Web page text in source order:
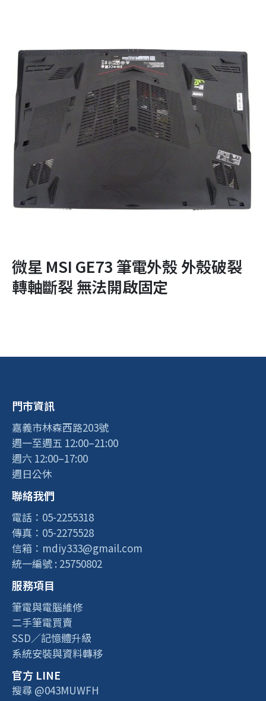
微星 MSI GE73 筆電外殼 外殼破裂
轉軸斷裂 無法開啟固定
門市資訊
嘉義市林森西路203號
週一至週五 12:00–21:00
週六 12:00–17:00
週日公休
聯絡我們
電話：05-2255318
傳真：05-2275528
信箱：mdiy333@gmail.com
統一編號 : 25750802
服務項目
筆電與電腦維修
二手筆電買賣
SSD／記憶體升級
系統安裝與資料轉移
官方 LINE
搜尋 @043MUWFH